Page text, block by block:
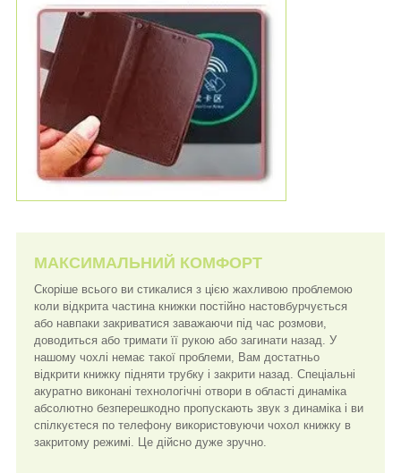
МАКСИМАЛЬНИЙ КОМФОРТ
Скоріше всього ви стикалися з цією жахливою проблемою
коли відкрита частина книжки постійно настовбурчується
або навпаки закриватися заважаючи під час розмови,
доводиться або тримати її рукою або загинати назад. У
нашому чохлі немає такої проблеми, Вам достатньо
відкрити книжку підняти трубку і закрити назад. Спеціальні
акуратно виконані технологічні отвори в області динаміка
абсолютно безперешкодно пропускають звук з динаміка і ви
спілкуєтеся по телефону використовуючи чохол книжку в
закритому режимі. Це дійсно дуже зручно.